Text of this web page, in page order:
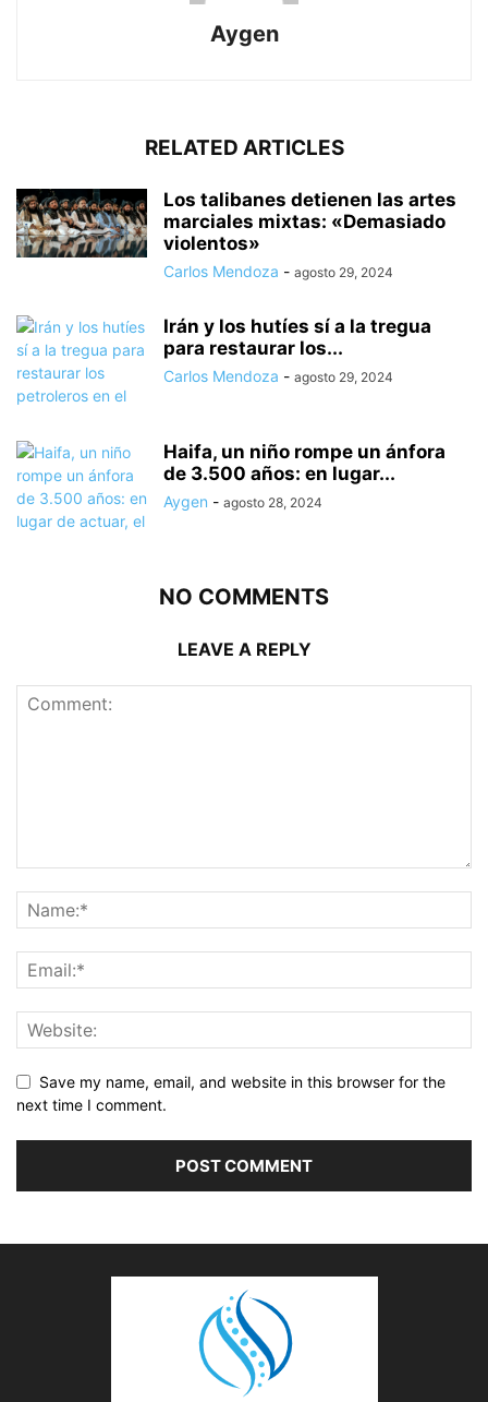
Aygen
RELATED ARTICLES
Los talibanes detienen las artes
marciales mixtas: «Demasiado
violentos»
Carlos Mendoza - agosto 29, 2024
Irán y los hutíes sí a la tregua
para restaurar los...
Carlos Mendoza - agosto 29, 2024
Haifa, un niño rompe un ánfora
de 3.500 años: en lugar...
Aygen - agosto 28, 2024
NO COMMENTS
LEAVE A REPLY
Save my name, email, and website in this browser for the
next time I comment.